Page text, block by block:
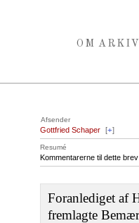
OM
Afsender
Gottfried Schaper [+]
Resumé
Kommentarerne til dette
Foranlediget af
fremlagte